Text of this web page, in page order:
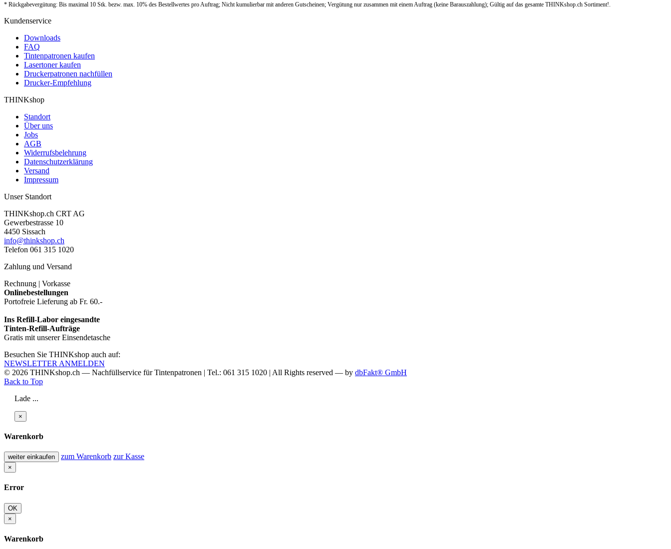
* Rückgabevergütung: Bis maximal 10 Stk. bezw. max. 10% des Bestellwertes pro Auftrag; Nicht kumulierbar mit anderen Gutscheinen; Vergütung nur zusammen mit einem Auftrag (keine Barauszahlung); Gültig auf das gesamte THINKshop.ch Sortiment!.
Kundenservice
Downloads
FAQ
Tintenpatronen kaufen
Lasertoner kaufen
Druckerpatronen nachfüllen
Drucker-Empfehlung
THINKshop
Standort
Über uns
Jobs
AGB
Widerrufsbelehrung
Datenschutzerklärung
Versand
Impressum
Unser Standort
THINKshop.ch CRT AG
Gewerbestrasse 10
4450 Sissach
info@thinkshop.ch
Telefon 061 315 1020
Zahlung und Versand
Rechnung | Vorkasse
Onlinebestellungen
Portofreie Lieferung ab Fr. 60.-
Ins Refill-Labor eingesandte
Tinten-Refill-Aufträge
Gratis mit unserer Einsendetasche
Besuchen Sie THINKshop auch auf:
NEWSLETTER ANMELDEN
© 2026 THINKshop.ch — Nachfüllservice fürTintenpatronen | Tel.: 061 315 1020 | All Rights reserved — by dbFakt® GmbH
Back to Top
Lade ...
×
Warenkorb
weiter einkaufen zum Warenkorb zur Kasse
×
Error
OK
×
Warenkorb